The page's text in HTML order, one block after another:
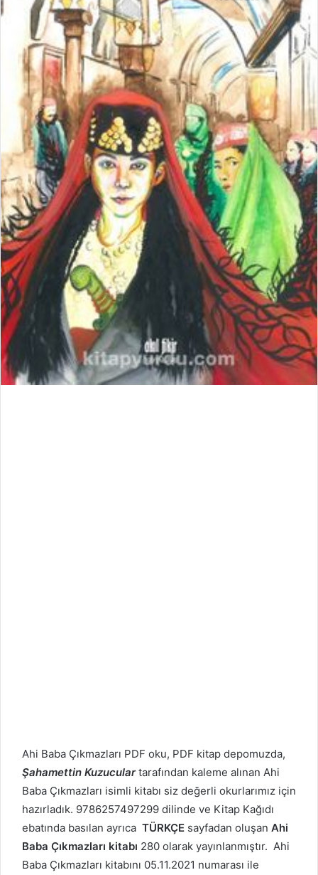
Ahi Baba Çıkmazları PDF oku, PDF kitap depomuzda,
Şahamettin Kuzuculartarafından kaleme alınan Ahi
Baba Çıkmazları isimli kitabı siz değerli okurlarımız için
hazırladık. 9786257497299 dilinde ve Kitap Kağıdı
ebatında basılan ayrıca TÜRKÇE sayfadan oluşan Ahi
Baba Çıkmazları kitabı 280 olarak yayınlanmıştır. Ahi
Baba Çıkmazları kitabını 05.11.2021 numarası ile